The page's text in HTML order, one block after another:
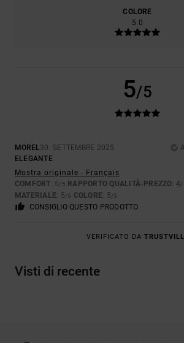
COLORE
5.0
5/5
MOREL30. SETTEMBRE 2025
ELEGANTE
Mostra originale - Français
COMFORT: 5/5 RAPPORTO QUALITÀ-PREZZO: 4/
MATERIALE: 5/5 COLORE: 5/5
CONSIGLIO QUESTO PRODOTTO
VERIFICATO DA
Visti di recente